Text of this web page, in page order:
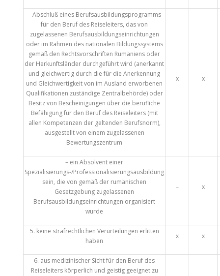
– Abschluß eines Berufsausbildungsprogramms
für den Beruf des Reiseleiters, das von
zugelassenen Berufsausbildungseinrichtungen
oder im Rahmen des nationalen Bildungssystems
gemäß den Rechtsvorschriften Rumäniens oder
der Herkunftsländer durchgeführt wird (anerkannt
und gleichwertig durch die für die Anerkennung
und Gleichwertigkeit von im Ausland erworbenen
Qualifikationen zuständige Zentralbehörde) oder
Besitz von Bescheinigungen über die berufliche
Befähigung für den Beruf des Reiseleiters (mit
allen Kompetenzen der geltenden Berufsnorm),
ausgestellt von einem zugelassenen
Bewertungszentrum
x x
– ein Absolvent einer
Spezialisierungs-/Professionalisierungsausbildung
sein, die von gemäß der rumänischen
Gesetzgebung zugelassenen
Berufsausbildungseinrichtungen organisiert
wurde
– x
5. keine strafrechtlichen Verurteilungen erlitten
haben
x x
6. aus medizinischer Sicht für den Beruf des
Reiseleiters körperlich und geistig geeignet zu